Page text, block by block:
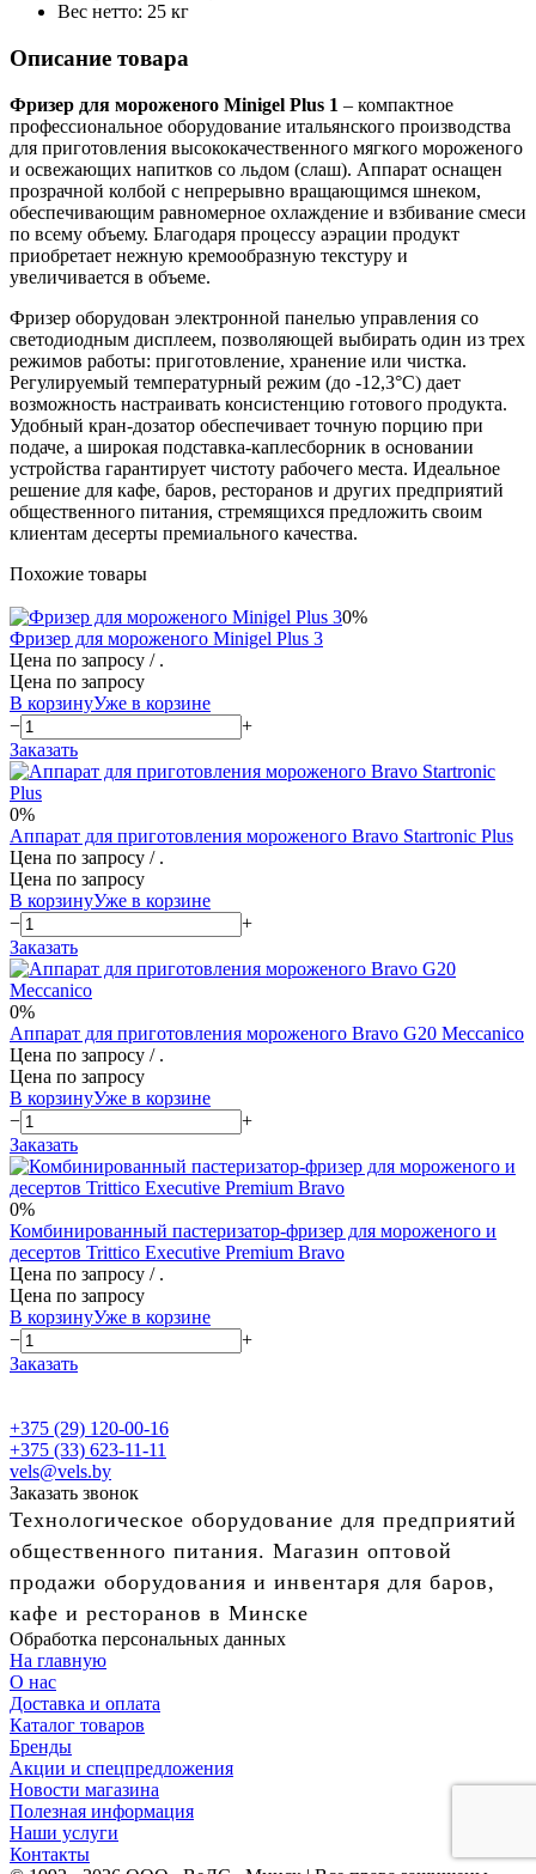
Вес нетто: 25 кг
Описание товара
Фризер для мороженого Minigel Plus 1 – компактное
профессиональное оборудование итальянского производства
для приготовления высококачественного мягкого мороженого
и освежающих напитков со льдом (слаш). Аппарат оснащен
прозрачной колбой с непрерывно вращающимся шнеком,
обеспечивающим равномерное охлаждение и взбивание смеси
по всему объему. Благодаря процессу аэрации продукт
приобретает нежную кремообразную текстуру и
увеличивается в объеме.
Фризер оборудован электронной панелью управления со
светодиодным дисплеем, позволяющей выбирать один из трех
режимов работы: приготовление, хранение или чистка.
Регулируемый температурный режим (до -12,3°С) дает
возможность настраивать консистенцию готового продукта.
Удобный кран-дозатор обеспечивает точную порцию при
подаче, а широкая подставка-каплесборник в основании
устройства гарантирует чистоту рабочего места. Идеальное
решение для кафе, баров, ресторанов и других предприятий
общественного питания, стремящихся предложить своим
клиентам десерты премиального качества.
Похожие товары
0%
Фризер для мороженого Minigel Plus 3
Цена по запросу / .
Цена по запросу
В корзинуУже в корзине
−
+
Заказать
0%
Аппарат для приготовления мороженого Bravo Startronic Plus
Цена по запросу / .
Цена по запросу
В корзинуУже в корзине
−
+
Заказать
0%
Аппарат для приготовления мороженого Bravo G20 Meccanico
Цена по запросу / .
Цена по запросу
В корзинуУже в корзине
−
+
Заказать
0%
Комбинированный пастеризатор‑фризер для мороженого и
десертов Trittico Executive Premium Bravo
Цена по запросу / .
Цена по запросу
В корзинуУже в корзине
−
+
Заказать
+375 (29) 120-00-16
+375 (33) 623-11-11
vels@vels.by
Заказать звонок
Технологическое оборудование для предприятий
общественного питания. Магазин оптовой
продажи оборудования и инвентаря для баров,
кафе и ресторанов в Минске
Обработка персональных данных
На главную
О нас
Доставка и оплата
Каталог товаров
Бренды
Акции и спецпредложения
Новости магазина
Полезная информация
Наши услуги
Контакты